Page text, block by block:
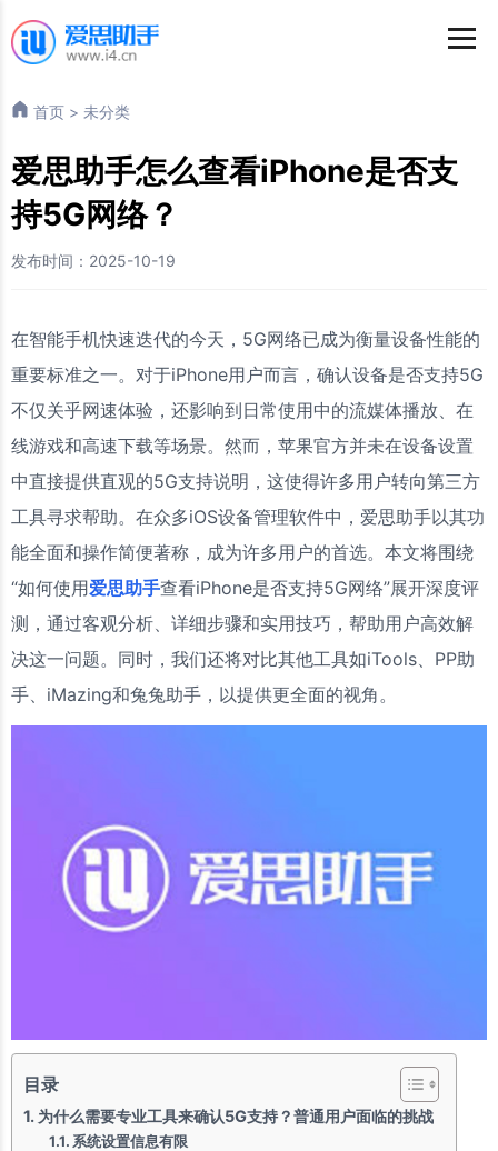
首页 > 未分类
爱思助手怎么查看iPhone是否支
持5G网络？
发布时间：2025-10-19
在智能手机快速迭代的今天，5G网络已成为衡量设备性能的
重要标准之一。对于iPhone用户而言，确认设备是否支持5G
不仅关乎网速体验，还影响到日常使用中的流媒体播放、在
线游戏和高速下载等场景。然而，苹果官方并未在设备设置
中直接提供直观的5G支持说明，这使得许多用户转向第三方
工具寻求帮助。在众多iOS设备管理软件中，爱思助手以其功
能全面和操作简便著称，成为许多用户的首选。本文将围绕
“如何使用爱思助手查看iPhone是否支持5G网络”展开深度评
测，通过客观分析、详细步骤和实用技巧，帮助用户高效解
决这一问题。同时，我们还将对比其他工具如iTools、PP助
手、iMazing和兔兔助手，以提供更全面的视角。
目录
为什么需要专业工具来确认5G支持？普通用户面临的挑战
系统设置信息有限